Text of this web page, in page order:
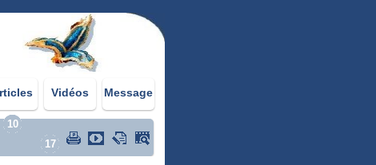
Vidéos Message
10
17